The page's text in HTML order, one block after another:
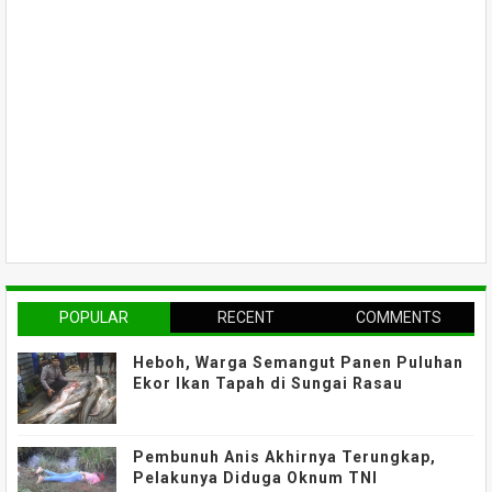
POPULAR RECENT COMMENTS
Heboh, Warga Semangut Panen Puluhan
Ekor Ikan Tapah di Sungai Rasau
Pembunuh Anis Akhirnya Terungkap,
Pelakunya Diduga Oknum TNI